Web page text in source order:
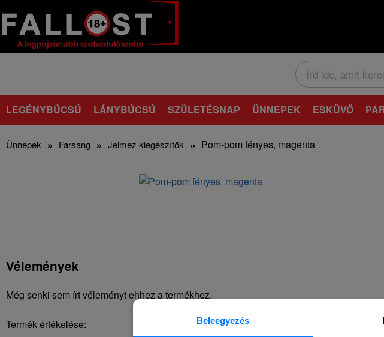
Beleegyezés
LEGÉNYBÚCSÚ LÁNYBÚCSÚ SZÜLETÉSNAP ÜNNEPEK ESKÜVŐ
Ünnepek Farsang Jelmez kiegészítők Pom-pom fényes, magenta
Vélemények
Még senki sem írt véleményt ehhez a termékhez.
Termék értékelése: